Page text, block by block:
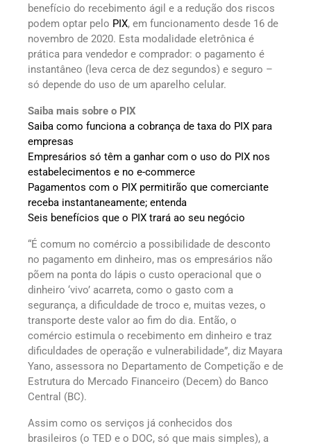
benefício do recebimento ágil e a redução dos riscos
podem optar pelo PIX, em funcionamento desde 16 de
novembro de 2020. Esta modalidade eletrônica é
prática para vendedor e comprador: o pagamento é
instantâneo (leva cerca de dez segundos) e seguro –
só depende do uso de um aparelho celular.
Saiba mais sobre o PIX
Saiba como funciona a cobrança de taxa do PIX para
empresas
Empresários só têm a ganhar com o uso do PIX nos
estabelecimentos e no e-commerce
Pagamentos com o PIX permitirão que comerciante
receba instantaneamente; entenda
Seis benefícios que o PIX trará ao seu negócio
“É comum no comércio a possibilidade de desconto
no pagamento em dinheiro, mas os empresários não
põem na ponta do lápis o custo operacional que o
dinheiro ‘vivo’ acarreta, como o gasto com a
segurança, a dificuldade de troco e, muitas vezes, o
transporte deste valor ao fim do dia. Então, o
comércio estimula o recebimento em dinheiro e traz
dificuldades de operação e vulnerabilidade”, diz Mayara
Yano, assessora no Departamento de Competição e de
Estrutura do Mercado Financeiro (Decem) do Banco
Central (BC).
Assim como os serviços já conhecidos dos
brasileiros (o TED e o DOC, só que mais simples), a